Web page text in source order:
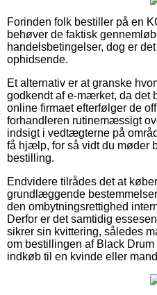
Forinden folk bestiller på en
behøver de faktisk
handelsbetingelser, dog er
ophidsende.
Et alternativ er at granske
godkendt af e-mærket, da det
online firmaet efterfølger de
forhandleren rutinemæssigt
indsigt i vedtægterne på
få hjælp, for så vidt du møder
bestilling.
Endvidere tilrådes det at
grundlæggende
den ombytningsrettighed
Derfor er det samtidig
sikrer sin kvittering, således
om bestillingen af Black
indkøb til en kvinde eller